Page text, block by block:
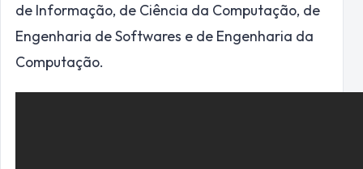
de Informação, de Ciência da Computação, de
Engenharia de Softwares e de Engenharia da
Computação.